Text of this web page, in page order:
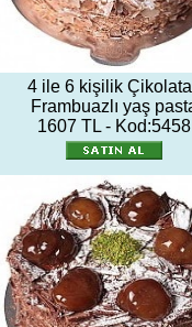
4 ile 6 kişilik
Frambuazlı yaş
1607 TL - Kod:5458